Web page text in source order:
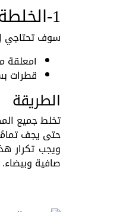
1-الخلطة الاولي
سوف تحتاجي
١معلقة من الحليب.
قطرات
الطريقة
تخلط جميع
حتى يجف تمامًا
ويجب تكرار
صافية وبيضاء.